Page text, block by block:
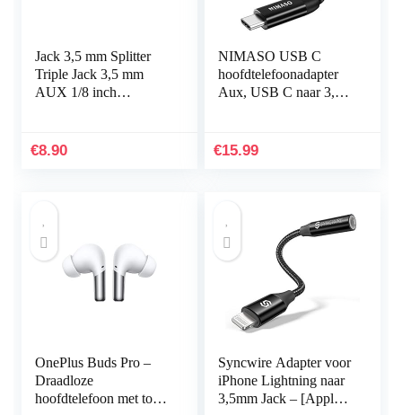
Jack 3,5 mm Splitter
Triple Jack 3,5 mm
AUX 1/8 inch
Stereo Audio Vitalco
€8.90
NIMASO USB C
hoofdtelefoonadapter
Aux, USB C naar 3,5
opladen, USB C naar
€15.99
OnePlus Buds Pro –
Draadloze
hoofdtelefoon met tot
Syncwire Adapter voor
iPhone Lightning naar
3,5mm Jack – [Apple